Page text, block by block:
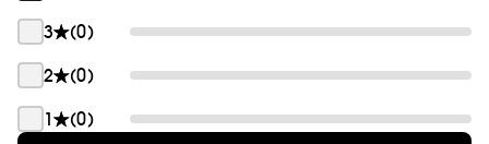
3
(0)
2
(0)
1
(0)